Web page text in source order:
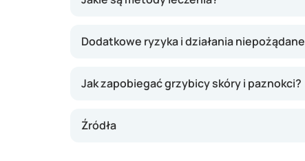
Dodatkowe ryzyka i działania niepożądane
Jak zapobiegać grzybicy skóry i paznokci?
Źródła